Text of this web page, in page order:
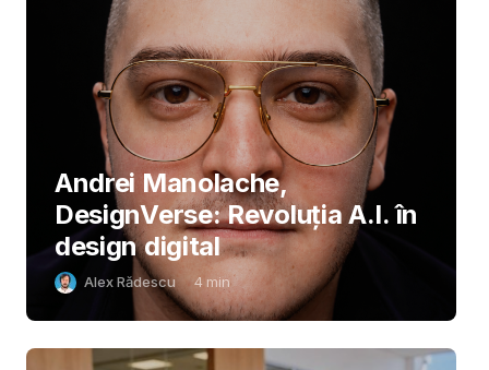
Andrei Manolache,
DesignVerse: Revoluția A.I. în
design digital
Alex Rădescu 4 min